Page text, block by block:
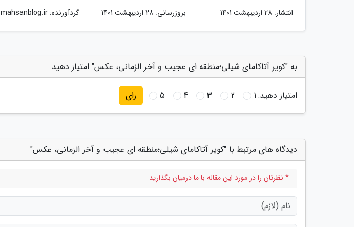
انتشار: 28 اردیبهشت 1401 بروزرسانی: 28 اردیبهشت 1401 گردآورنده:mahsanblog.ir
به "کویر آتاکامای شیلی؛منطقه ای عجیب و آخر الزمانی، عکس" امتیاز دهید
امتیاز دهید:1
2
3
4
5 رای
دیدگاه های مرتبط با "کویر آتاکامای شیلی؛منطقه ای عجیب و آخر الزمانی، عکس"
* نظرتان را در مورد این مقاله با ما درمیان بگذارید